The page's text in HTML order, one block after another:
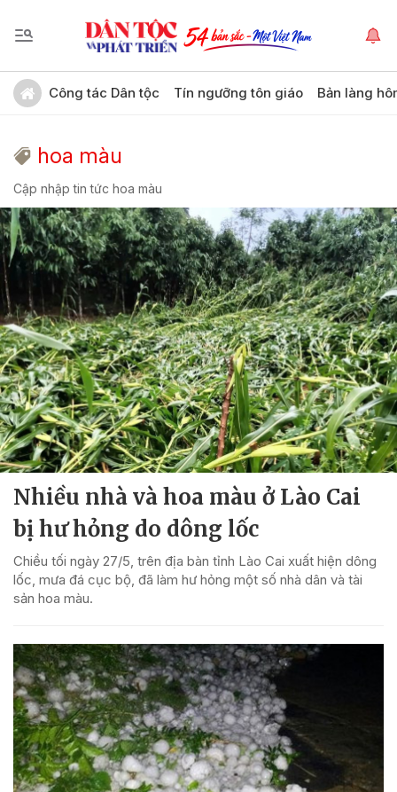
Công tác Dân tộc Tín ngưỡng tôn giáo Bản làng
hoa màu
Cập nhập tin tức hoa màu
Nhiều nhà và hoa màu ở Lào Cai
bị hư hỏng do dông lốc
Chiều tối ngày 27/5, trên địa bàn tỉnh Lào Cai xuất hiện dông
lốc, mưa đá cục bộ, đã làm hư hỏng một số nhà dân và tài
sản hoa màu.